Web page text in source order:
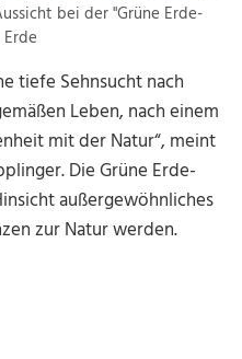
bei der "Grüne Erde-
tiefe Sehnsucht nach
Leben, nach einem
mit der Natur“, meint
Die Grüne Erde-
außergewöhnliches
zur Natur werden.